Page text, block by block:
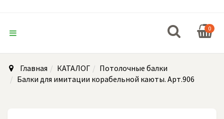
0
Главная КАТАЛОГ
Потолочные балки
Балки для имитации корабельной каюты. Арт.906